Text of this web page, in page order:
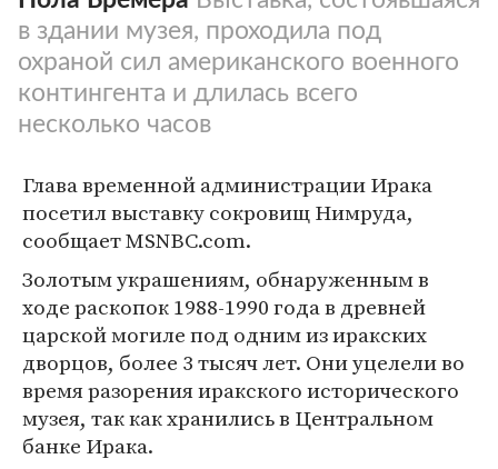
в здании музея, проходила под
охраной сил американского военного
контингента и длилась всего
несколько часов
Глава временной администрации Ирака
посетил выставку сокровищ Нимруда,
сообщает MSNBC.com.
Золотым украшениям, обнаруженным в
ходе раскопок 1988-1990 года в древней
царской могиле под одним из иракских
дворцов, более 3 тысяч лет. Они уцелели во
время разорения иракского исторического
музея, так как хранились в Центральном
банке Ирака.